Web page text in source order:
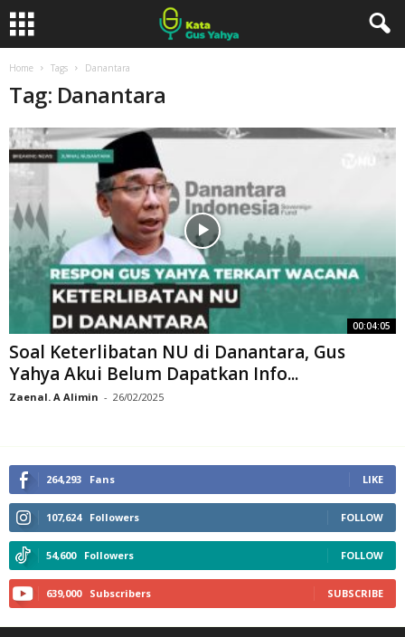
Home Tags Danantara
Tag: Danantara
00:04:05
Soal Keterlibatan NU di Danantara, Gus
Yahya Akui Belum Dapatkan Info...
Zaenal. A Alimin - 26/02/2025
264,293 Fans LIKE
107,624 Followers FOLLOW
54,600 Followers FOLLOW
639,000 Subscribers SUBSCRIBE